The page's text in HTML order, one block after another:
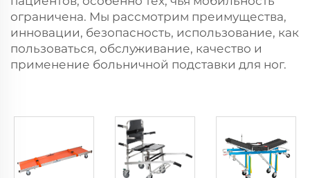
ограничена. Мы рассмотрим преимущества,
инновации, безопасность, использование, как
пользоваться, обслуживание, качество и
применение больничной подставки для ног.